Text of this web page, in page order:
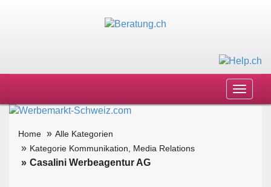
Toggle
Home
Alle Kategorien
Kategorie Kommunikation, Media Relations
Casalini Werbeagentur AG